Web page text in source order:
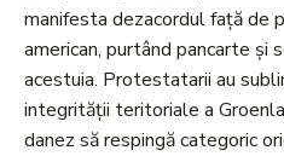
manifesta dezacordul față de
american, purtând pancarte și
acestuia. Protestatarii au
integrității teritoriale a
danez să respingă categoric